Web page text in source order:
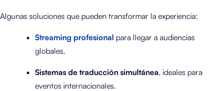
Algunas soluciones que pueden transformar la experiencia:
Streaming profesional para llegar a audiencias
globales.
Sistemas de traducción simultánea, ideales para
eventos internacionales.